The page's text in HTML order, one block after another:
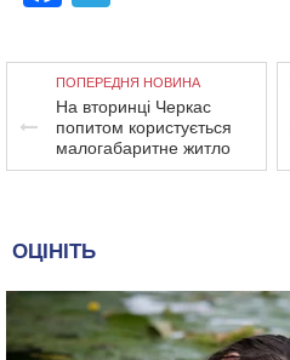
ПОПЕРЕДНЯ НОВИНА
На вторинці Черкас
попитом користується
малогабаритне житло